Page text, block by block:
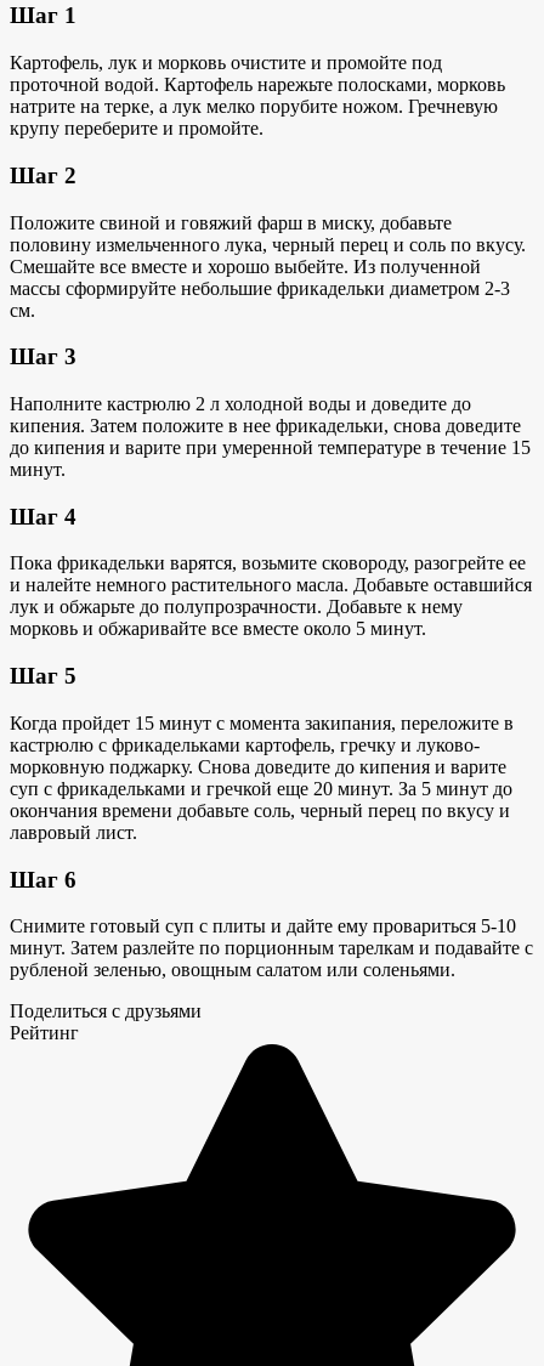
Шаг 1
Картофель, лук и морковь очистите и промойте под
проточной водой. Картофель нарежьте полосками, морковь
натрите на терке, а лук мелко порубите ножом. Гречневую
крупу переберите и промойте.
Шаг 2
Положите свиной и говяжий фарш в миску, добавьте
половину измельченного лука, черный перец и соль по вкусу.
Смешайте все вместе и хорошо выбейте. Из полученной
массы сформируйте небольшие фрикадельки диаметром 2-3
см.
Шаг 3
Наполните кастрюлю 2 л холодной воды и доведите до
кипения. Затем положите в нее фрикадельки, снова доведите
до кипения и варите при умеренной температуре в течение 15
минут.
Шаг 4
Пока фрикадельки варятся, возьмите сковороду, разогрейте ее
и налейте немного растительного масла. Добавьте оставшийся
лук и обжарьте до полупрозрачности. Добавьте к нему
морковь и обжаривайте все вместе около 5 минут.
Шаг 5
Когда пройдет 15 минут с момента закипания, переложите в
кастрюлю с фрикадельками картофель, гречку и луково-
морковную поджарку. Снова доведите до кипения и варите
суп с фрикадельками и гречкой еще 20 минут. За 5 минут до
окончания времени добавьте соль, черный перец по вкусу и
лавровый лист.
Шаг 6
Снимите готовый суп с плиты и дайте ему провариться 5-10
минут. Затем разлейте по порционным тарелкам и подавайте с
рубленой зеленью, овощным салатом или соленьями.
Поделиться с друзьями
Рейтинг